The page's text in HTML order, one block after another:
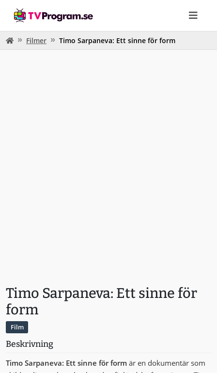
Filmer Timo Sarpaneva: Ett sinne för form
Timo Sarpaneva: Ett sinne för
form
Film
Beskrivning
Timo Sarpaneva: Ett sinne för form är en dokumentär som